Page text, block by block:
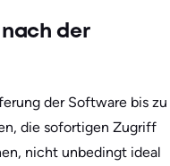
der
der Software bis zu
die sofortigen Zugriff
nicht unbedingt ideal